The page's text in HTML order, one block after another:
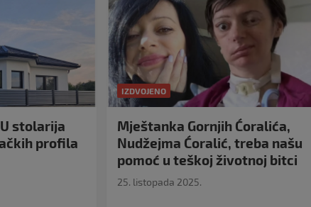
stolarija
profila
IZDVOJENO
Mještanka Gornjih Ćoralića,
Nudžejma Ćoralić, treba našu
pomoć u teškoj životnoj bitci
25. listopada 2025.